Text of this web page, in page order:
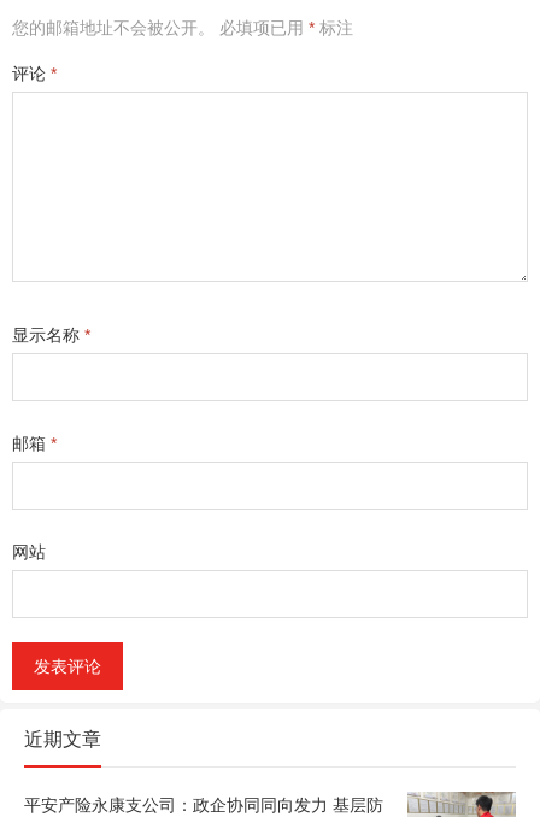
您的邮箱地址不会被公开。 必填项已用 * 标注
评论 *
显示名称 *
邮箱 *
网站
近期文章
平安产险永康支公司：政企协同同向发力 基层防